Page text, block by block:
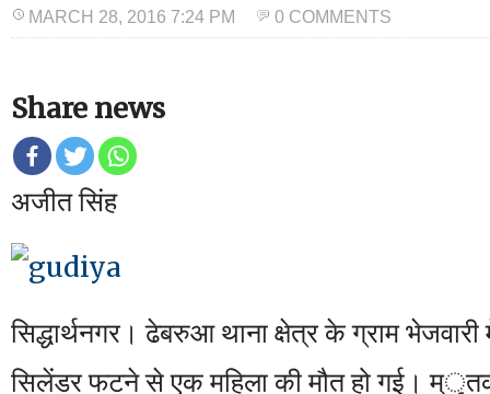
MARCH 28, 2016 7:24 PM 0 COMMENTS
Share news
अजीत सिंह
सिद्धार्थनगर। ढेबरुआ थाना क्षेत्र के ग्राम
सिलेंडर फटने से एक महिला की मौत हो गई।